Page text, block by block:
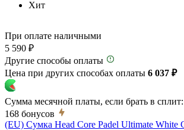
Хит
При оплате наличными
5 590 ₽
Другие способы оплаты
Цена при других способах оплаты 6 037 ₽
Сумма месячной платы, если брать в сплит:
168 бонусов
(EU) Сумка Head Core Padel Ultimate White